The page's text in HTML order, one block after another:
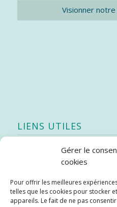
Gérer le
cookies
Pour offrir les meilleures
telles que les cookies pour stocker
appareils. Le fait de ne pas
Visionner
LIENS UTILES
Quoi de neuf
Stratégie québécoise
Bibliothèque